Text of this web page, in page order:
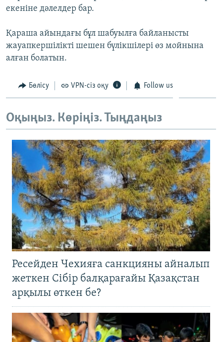
екеніне дәлелдер бар.
Қараша айындағы бұл шабуылға байланысты
жауапкершілікті шешен бүлікшілері өз мойнына
алған болатын.
Бөлісу VPN-сіз оқу Follow us
Оқыңыз. Көріңіз. Тыңдаңыз
Ресейден Чехияға санкцияны айналып
жеткен Сібір балқарағайы Қазақстан
арқылы өткен бе?